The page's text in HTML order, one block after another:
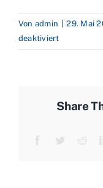
Von admin 29. Mai
deaktiviertfür
Iran
Öl
Share